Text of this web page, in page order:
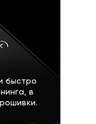
быстро
в